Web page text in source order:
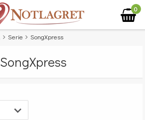
0
Serie SongXpress
SongXpress